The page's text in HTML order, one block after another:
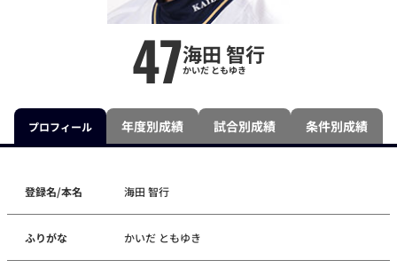
47海田 智行
かいだ ともゆき
プロフィール 年度別成績 試合別成績 条件別成績
登録名/本名 海田 智行
ふりがな かいだ ともゆき